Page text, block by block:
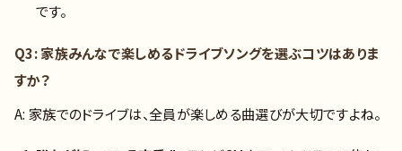
です。
Q3: 家族みんなで楽しめるドライブソングを選ぶコツはありま
すか？
A: 家族でのドライブは、全員が楽しめる曲選びが大切ですよね。